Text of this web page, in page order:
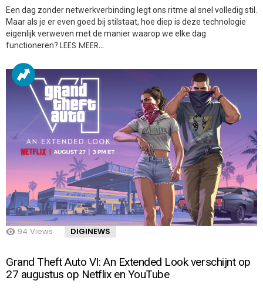
Een dag zonder netwerkverbinding legt ons ritme al snel volledig stil.
Maar als je er even goed bij stilstaat, hoe diep is deze technologie
eigenlijk verweven met de manier waarop we elke dag
functioneren? LEES MEER…
94 Views DIGINEWS
Grand Theft Auto VI: An Extended Look verschijnt op
27 augustus op Netflix en YouTube